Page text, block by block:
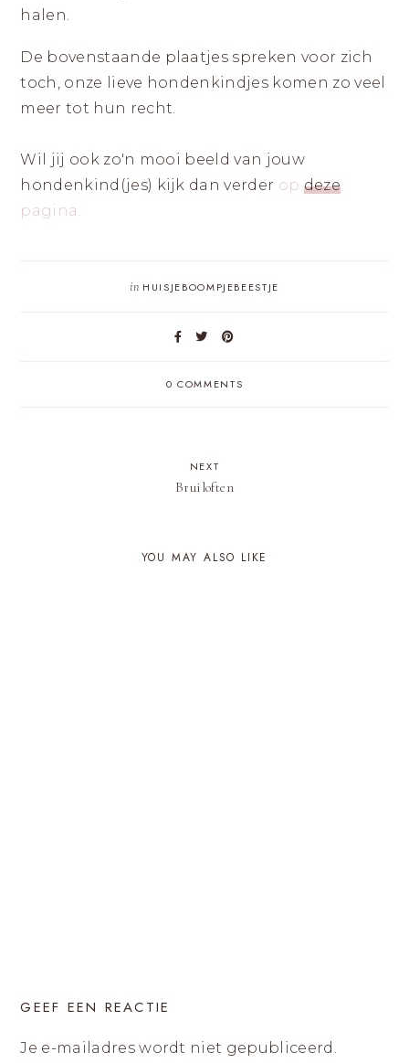
halen.
De bovenstaande plaatjes spreken voor zich
toch, onze lieve hondenkindjes komen zo veel
meer tot hun recht.
Wil jij ook zo'n mooi beeld van jouw
hondenkind(jes) kijk dan verder op deze
pagina.
in HUISJEBOOMPJEBEESTJE
0 COMMENTS
NEXT
Bruiloften
YOU MAY ALSO LIKE
GEEF EEN REACTIE
Je e-mailadres wordt niet gepubliceerd.